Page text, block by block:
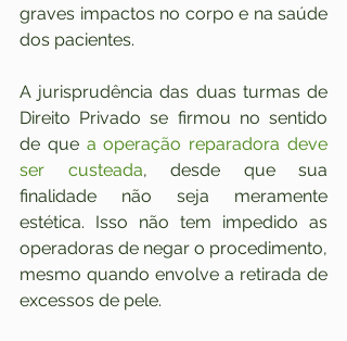
graves impactos no corpo e na saúde
dos pacientes.
A jurisprudência das duas turmas de
Direito Privado se firmou no sentido
de que a operação reparadora deve
ser custeada, desde que sua
finalidade não seja meramente
estética. Isso não tem impedido as
operadoras de negar o procedimento,
mesmo quando envolve a retirada de
excessos de pele.